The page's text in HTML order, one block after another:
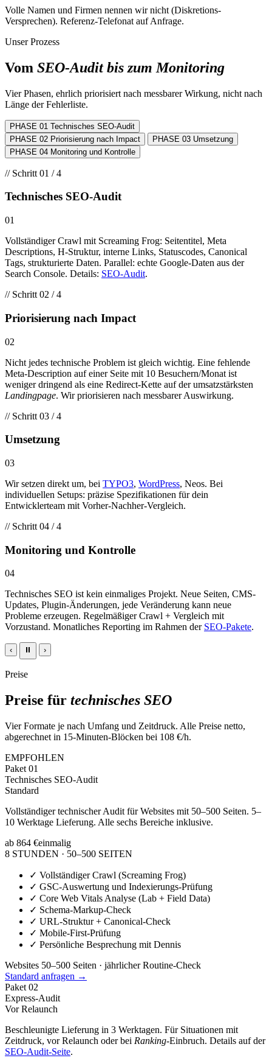
Volle Namen und Firmen nennen wir nicht (Diskretions-
Versprechen). Referenz-Telefonat auf Anfrage.
Unser Prozess
Vom SEO-Audit bis zum Monitoring
Vier Phasen, ehrlich priorisiert nach messbarer Wirkung, nicht nach
Länge der Fehlerliste.
PHASE 01 Technisches SEO-Audit
PHASE 02 Priorisierung nach Impact PHASE 03 Umsetzung
PHASE 04 Monitoring und Kontrolle
// Schritt 01 / 4
Technisches SEO-Audit
01
Vollständiger Crawl mit Screaming Frog: Seitentitel, Meta
Descriptions, H-Struktur, interne Links, Statuscodes, Canonical
Tags, strukturierte Daten. Parallel: echte Google-Daten aus der
Search Console. Details: SEO-Audit.
// Schritt 02 / 4
Priorisierung nach Impact
02
Nicht jedes technische Problem ist gleich wichtig. Eine fehlende
Meta-Description auf einer Seite mit 10 Besuchern/Monat ist
weniger dringend als eine Redirect-Kette auf der umsatzstärksten
Landingpage. Wir priorisieren nach messbarer Auswirkung.
// Schritt 03 / 4
Umsetzung
03
Wir setzen direkt um, bei TYPO3, WordPress, Neos. Bei
individuellen Setups: präzise Spezifikationen für dein
Entwicklerteam mit Vorher-Nachher-Vergleich.
// Schritt 04 / 4
Monitoring und Kontrolle
04
Technisches SEO ist kein einmaliges Projekt. Neue Seiten, CMS-
Updates, Plugin-Änderungen, jede Veränderung kann neue
Probleme erzeugen. Regelmäßiger Crawl + Vergleich mit
Vorzustand. Monatliches Reporting im Rahmen der SEO-Pakete.
‹ ⏸ ›
Preise
Preise für technisches SEO
Vier Formate je nach Umfang und Zeitdruck. Alle Preise netto,
abgerechnet in 15-Minuten-Blöcken bei 108 €/h.
EMPFOHLEN
Paket 01
Technisches SEO-Audit
Standard
Vollständiger technischer Audit für Websites mit 50–500 Seiten. 5–
10 Werktage Lieferung. Alle sechs Bereiche inklusive.
ab 864 €einmalig
8 STUNDEN · 50–500 SEITEN
✓ Vollständiger Crawl (Screaming Frog)
✓ GSC-Auswertung und Indexierungs-Prüfung
✓ Core Web Vitals Analyse (Lab + Field Data)
✓ Schema-Markup-Check
✓ URL-Struktur + Canonical-Check
✓ Mobile-First-Prüfung
✓ Persönliche Besprechung mit Dennis
Websites 50–500 Seiten · jährlicher Routine-Check
Standard anfragen →
Paket 02
Express-Audit
Vor Relaunch
Beschleunigte Lieferung in 3 Werktagen. Für Situationen mit
Zeitdruck, vor Relaunch oder bei Ranking-Einbruch. Details auf der
SEO-Audit-Seite.